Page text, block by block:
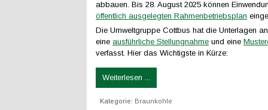
abbauen. Bis 28. August 2025 können
öffentlich ausgelegten Rahmenbetriebsplan
Die Umweltgruppe Cottbus hat die Unterlagen
eine ausführliche Stellungnahme und eine
verfasst. Hier das Wichtigste in Kürze:
Weiterlesen ...
Kategorie: Braunkohle